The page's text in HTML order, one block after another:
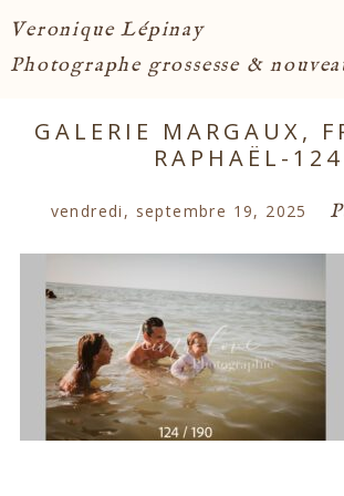
Veronique Lépinay
Photographe grossesse &
GALERIE MARGAUX,
RAPHAËL-124
vendredi, septembre 19, 2025